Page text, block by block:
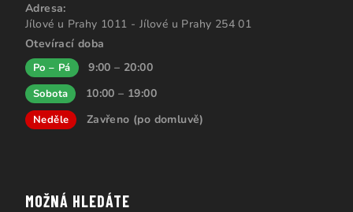
Adresa:
Jílové u Prahy 1011 - Jílové u Prahy 254 01
Otevírací doba
Po – Pá 9:00 – 20:00
Sobota 10:00 – 19:00
Neděle Zavřeno (po domluvě)
MOŽNÁ HLEDÁTE